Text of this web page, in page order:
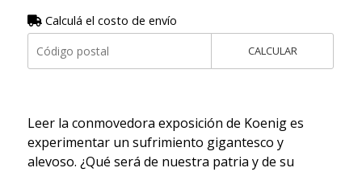
Calculá el costo de envío
CALCULAR
Leer la conmovedora exposición de Koenig es
experimentar un sufrimiento gigantesco y
alevoso. ¿Qué será de nuestra patria y de su